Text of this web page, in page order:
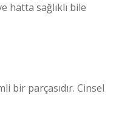
hatta sağlıklı bile
bir parçasıdır. Cinsel